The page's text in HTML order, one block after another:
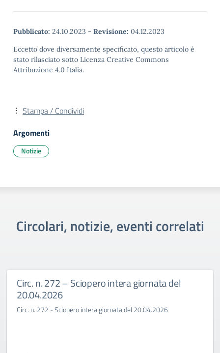
Pubblicato: 24.10.2023 - Revisione: 04.12.2023
Eccetto dove diversamente specificato, questo articolo è
stato rilasciato sotto Licenza Creative Commons
Attribuzione 4.0 Italia.
Stampa / Condividi
Argomenti
Notizie
Circolari, notizie, eventi correlati
Circ. n. 272 – Sciopero intera giornata del
20.04.2026
Circ. n. 272 - Sciopero intera giornata del 20.04.2026